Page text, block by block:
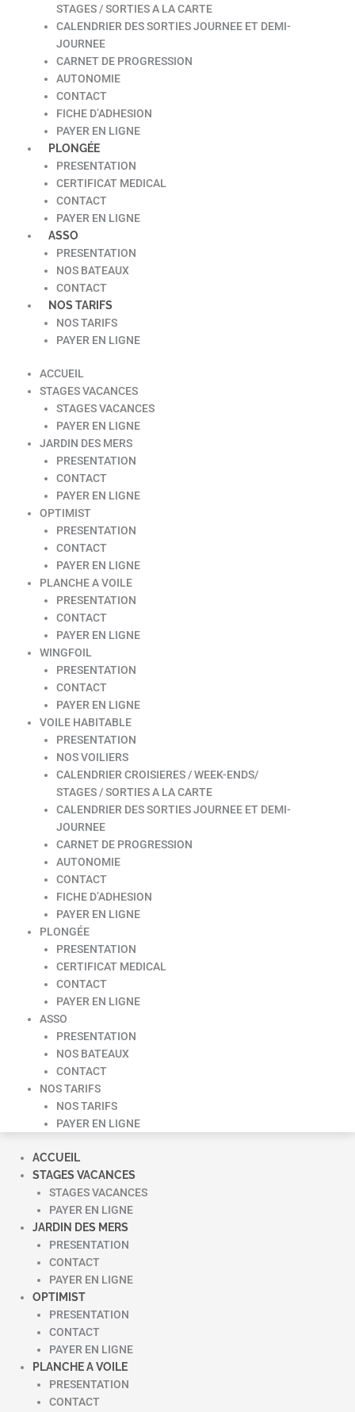
STAGES / SORTIES A LA CARTE
CALENDRIER DES SORTIES JOURNEE ET DEMI-
JOURNEE
CARNET DE PROGRESSION
AUTONOMIE
CONTACT
FICHE D’ADHESION
PAYER EN LIGNE
PLONGÉE
PRESENTATION
CERTIFICAT MEDICAL
CONTACT
PAYER EN LIGNE
ASSO
PRESENTATION
NOS BATEAUX
CONTACT
NOS TARIFS
NOS TARIFS
PAYER EN LIGNE
ACCUEIL
STAGES VACANCES
STAGES VACANCES
PAYER EN LIGNE
JARDIN DES MERS
PRESENTATION
CONTACT
PAYER EN LIGNE
OPTIMIST
PRESENTATION
CONTACT
PAYER EN LIGNE
PLANCHE A VOILE
PRESENTATION
CONTACT
PAYER EN LIGNE
WINGFOIL
PRESENTATION
CONTACT
PAYER EN LIGNE
VOILE HABITABLE
PRESENTATION
NOS VOILIERS
CALENDRIER CROISIERES / WEEK-ENDS/
STAGES / SORTIES A LA CARTE
CALENDRIER DES SORTIES JOURNEE ET DEMI-
JOURNEE
CARNET DE PROGRESSION
AUTONOMIE
CONTACT
FICHE D’ADHESION
PAYER EN LIGNE
PLONGÉE
PRESENTATION
CERTIFICAT MEDICAL
CONTACT
PAYER EN LIGNE
ASSO
PRESENTATION
NOS BATEAUX
CONTACT
NOS TARIFS
NOS TARIFS
PAYER EN LIGNE
ACCUEIL
STAGES VACANCES
STAGES VACANCES
PAYER EN LIGNE
JARDIN DES MERS
PRESENTATION
CONTACT
PAYER EN LIGNE
OPTIMIST
PRESENTATION
CONTACT
PAYER EN LIGNE
PLANCHE A VOILE
PRESENTATION
CONTACT